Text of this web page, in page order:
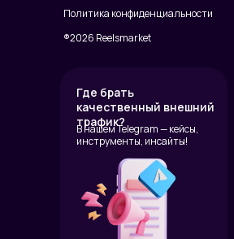
Политика конфиденциальности
®2026 Reelsmarket
В нашем Telegram — кейсы,
инструменты, инсайты!
Где брать
качественный внешний
трафик?